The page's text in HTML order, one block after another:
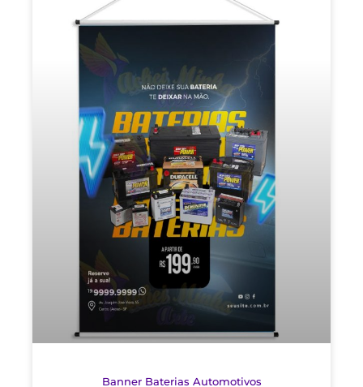
Banner Baterias Automotivos